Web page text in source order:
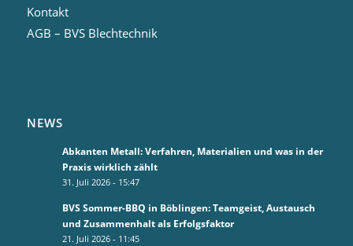
Kontakt
AGB – BVS Blechtechnik
NEWS
Abkanten Metall: Verfahren, Materialien und was in der
Praxis wirklich zählt
31. Juli 2026 - 15:47
BVS Sommer-BBQ in Böblingen: Teamgeist, Austausch
und Zusammenhalt als Erfolgsfaktor
21. Juli 2026 - 11:45